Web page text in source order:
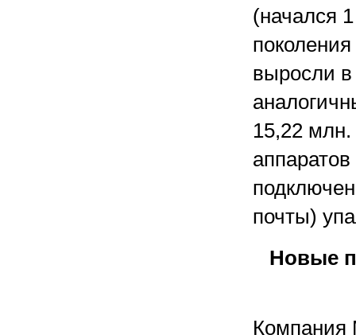
(начался
выросли в
15,22
почты)
Новые
Компания